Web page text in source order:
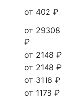
от 402 ₽
от 29308
₽
от 2148 ₽
от 2148 ₽
от 3118 ₽
от 1178 ₽